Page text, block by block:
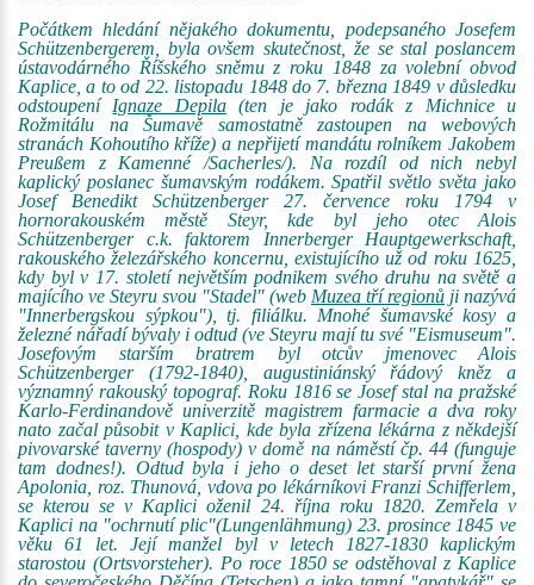
Počátkem hledání nějakého dokumentu, podepsaného Josefem
Schützenbergerem, byla ovšem skutečnost, že se stal poslancem
ústavodárného Říšského sněmu z roku 1848 za volební obvod
Kaplice, a to od 22. listopadu 1848 do 7. března 1849 v důsledku
odstoupení Ignaze Depila(ten je jako rodák z Michnice u
Rožmitálu na Šumavě samostatně zastoupen na webových
stranách Kohoutího kříže) a nepřijetí mandátu rolníkem Jakobem
Preußem z Kamenné /Sacherles/). Na rozdíl od nich nebyl
kaplický poslanec šumavským rodákem. Spatřil světlo světa jako
Josef Benedikt Schützenberger 27. července roku 1794 v
hornorakouském městě Steyr, kde byl jeho otec Alois
Schützenberger c.k. faktorem Innerberger Hauptgewerkschaft,
rakouského železářského koncernu, existujícího už od roku 1625,
kdy byl v 17. století největším podnikem svého druhu na světě a
majícího ve Steyru svou "Stadel" (web Muzea tří regionů ji nazývá
"Innerbergskou sýpkou"), tj. filiálku. Mnohé šumavské kosy a
železné nářadí bývaly i odtud (ve Steyru mají tu své "Eismuseum".
Josefovým starším bratrem byl otcův jmenovec Alois
Schützenberger (1792-1840), augustiniánský řádový kněz a
významný rakouský topograf. Roku 1816 se Josef stal na pražské
Karlo-Ferdinandově univerzitě magistrem farmacie a dva roky
nato začal působit v Kaplici, kde byla zřízena lékárna z někdejší
pivovarské taverny (hospody) v domě na náměstí čp. 44 (funguje
tam dodnes!). Odtud byla i jeho o deset let starší první žena
Apolonia, roz. Thunová, vdova po lékárníkovi Franzi Schifferlem,
se kterou se v Kaplici oženil 24. října roku 1820. Zemřela v
Kaplici na "ochrnutí plic"(Lungenlähmung) 23. prosince 1845 ve
věku 61 let. Její manžel byl v letech 1827-1830 kaplickým
starostou (Ortsvorsteher). Po roce 1850 se odstěhoval z Kaplice